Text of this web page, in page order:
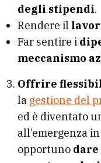
degli stipendi.
Rendere il
Far sentire i
meccanismo
Offrire
la gestione del
ed è diventato
all’emergenza
opportuno